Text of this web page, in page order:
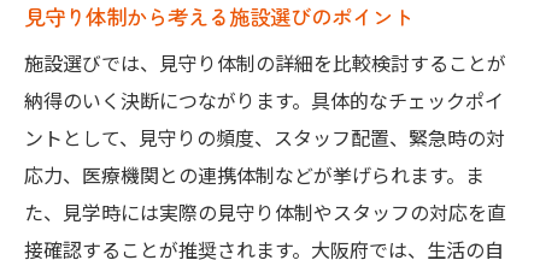
め
費用と見守りを両立する施設選びの最終ガ
イド
見守り体制から考える施設選びのポイント
施設選びでは、見守り体制の詳細を比較検討することが
納得のいく決断につながります。具体的なチェックポイ
ントとして、見守りの頻度、スタッフ配置、緊急時の対
応力、医療機関との連携体制などが挙げられます。ま
た、見学時には実際の見守り体制やスタッフの対応を直
接確認することが推奨されます。大阪府では、生活の自